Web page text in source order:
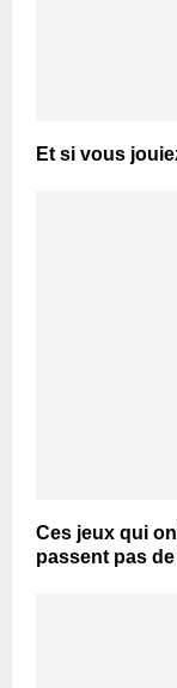
Et si vous
Ces jeux qui
passent pas